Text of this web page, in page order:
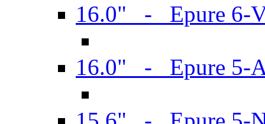
16.0" - Epure 6-
16.0" - Epure 5-